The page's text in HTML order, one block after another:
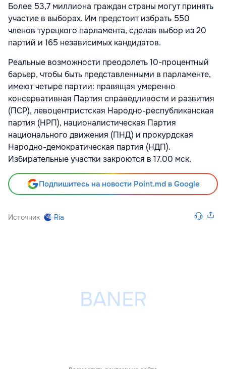
Более 53,7 миллиона граждан страны могут принять
участие в выборах. Им предстоит избрать 550
членов турецкого парламента, сделав выбор из 20
партий и 165 независимых кандидатов.
Реальные возможности преодолеть 10-процентный
барьер, чтобы быть представленными в парламенте,
имеют четыре партии: правящая умеренно
консервативная Партия справедливости и развития
(ПСР), левоцентристская Народно-республиканская
партия (НРП), националистическая Партия
национального движения (ПНД) и прокурдская
Народно-демократическая партия (НДП).
Избирательные участки закроются в 17.00 мск.
Подпишитесь на новости Point.md в Google
Источник Ria